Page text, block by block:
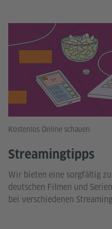
Kostenlos Online schauen
Streamingtipps
Wir bieten eine sorgfältig
deutschen Filmen und
bei verschiedenen